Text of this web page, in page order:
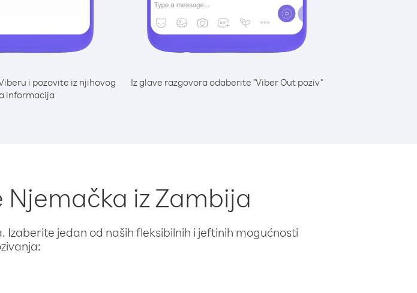
i pozovite iz njihovog
informacija
Iz glave razgovora odaberite "Viber Out poziv"
iz Zambija
jedan od naših fleksibilnih i jeftinih mogućnosti